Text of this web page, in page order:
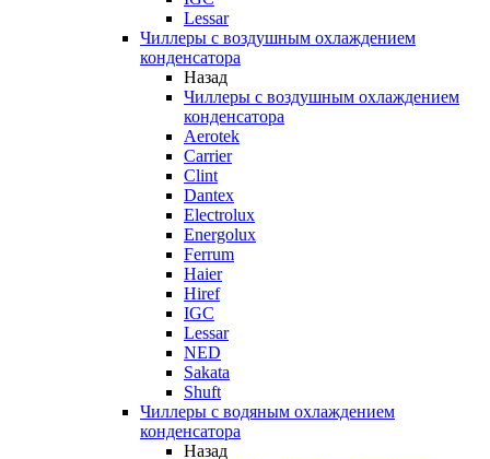
Lessar
Чиллеры с воздушным охлаждением
конденсатора
Назад
Чиллеры с воздушным охлаждением
конденсатора
Aerotek
Carrier
Clint
Dantex
Electrolux
Energolux
Ferrum
Haier
Hiref
IGC
Lessar
NED
Sakata
Shuft
Чиллеры с водяным охлаждением
конденсатора
Назад